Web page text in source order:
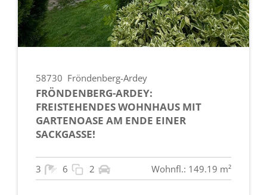
58730 Fröndenberg-Ardey
FRÖNDENBERG-ARDEY:
FREISTEHENDES WOHNHAUS MIT
GARTENOASE AM ENDE EINER
SACKGASSE!
3 6 2 Wohnfl.: 149.19 m²